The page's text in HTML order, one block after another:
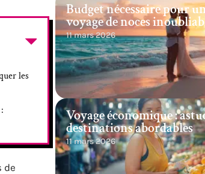
les
de
Budget nécessaire pour
voyage de noces
11 mars 2026
Voyage économique :
destinations abordables
11 mars 2026